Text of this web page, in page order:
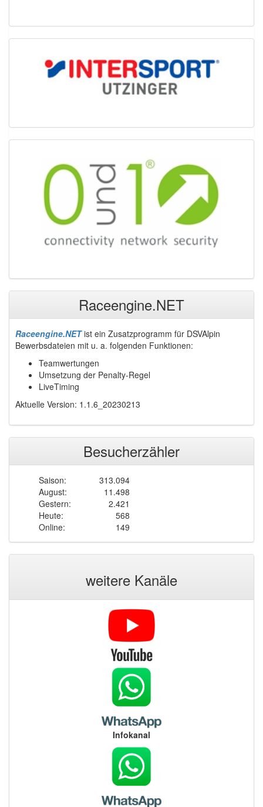
Raceengine.NET
Raceengine.NETist ein Zusatzprogramm für DSVAlpin
Bewerbsdateien mit u. a. folgenden Funktionen:
Teamwertungen
Umsetzung der Penalty-Regel
LiveTiming
Aktuelle Version: 1.1.6_20230213
Besucherzähler
Saison:
313.094
August:
11.498
Gestern:
2.421
Heute:
568
Online:
149
weitere Kanäle
Infokanal